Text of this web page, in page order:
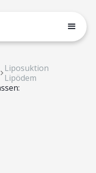
Liposuktion
Lipödem